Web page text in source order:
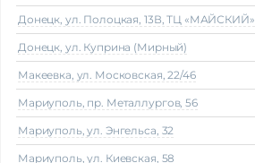
Донецк, ул. Полоцкая, 13В, ТЦ «МАЙСКИЙ»
Донецк, ул. Куприна (Мирный)
Макеeвка, ул. Московская, 22/46
Мариуполь, пр. Металлургов, 56
Мариуполь, ул. Энгельса, 32
Мариуполь, ул. Киевская, 58